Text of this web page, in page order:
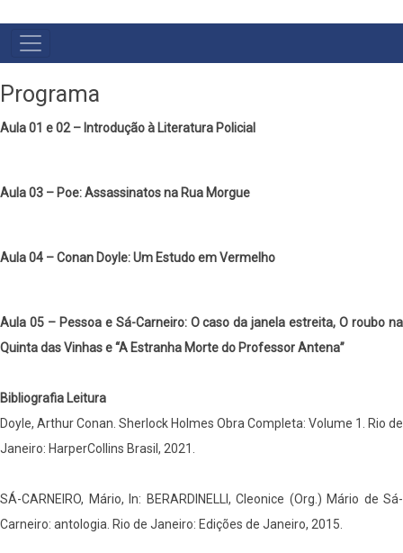
MENU
PRIMÁRIO
Programa
Aula 01 e 02 – Introdução à Literatura Policial
Aula 03 – Poe: Assassinatos na Rua Morgue
Aula 04 – Conan Doyle: Um Estudo em Vermelho
Aula 05 – Pessoa e Sá-Carneiro: O caso da janela estreita, O roubo na
Quinta das Vinhas e “A Estranha Morte do Professor Antena”
Bibliografia Leitura
Doyle, Arthur Conan. Sherlock Holmes Obra Completa: Volume 1. Rio de
Janeiro: HarperCollins Brasil, 2021.
SÁ-CARNEIRO, Mário, In: BERARDINELLI, Cleonice (Org.) Mário de Sá-
Carneiro: antologia. Rio de Janeiro: Edições de Janeiro, 2015.